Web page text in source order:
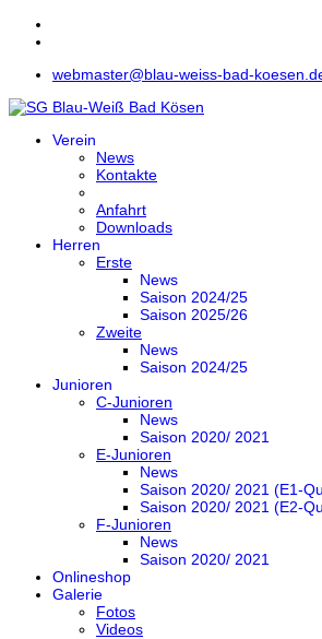
webmaster@blau-weiss-bad-
Verein
News
Kontakte
Anfahrt
Downloads
Herren
Erste
News
Saison 2024/25
Saison 2025/26
Zweite
News
Saison 2024/25
Junioren
C-Junioren
News
Saison 2020/ 2021
E-Junioren
News
Saison 2020/ 2021 (E1-
Saison 2020/ 2021 (E2-
F-Junioren
News
Saison 2020/ 2021
Onlineshop
Galerie
Fotos
Videos